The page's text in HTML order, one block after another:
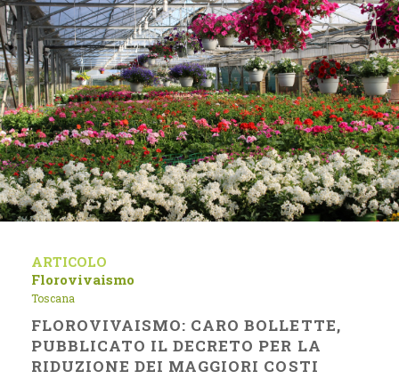
ARTICOLO
Florovivaismo
Toscana
FLOROVIVAISMO: CARO BOLLETTE,
PUBBLICATO IL DECRETO PER LA
RIDUZIONE DEI MAGGIORI COSTI